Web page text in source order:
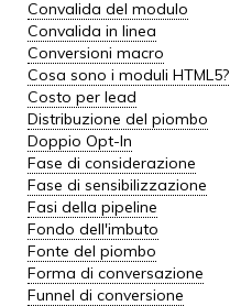
Convalida del modulo
Convalida in linea
Conversioni macro
Cosa sono i moduli HTML5?
Costo per lead
Distribuzione del piombo
Doppio Opt-In
Fase di considerazione
Fase di sensibilizzazione
Fasi della pipeline
Fondo dell'imbuto
Fonte del piombo
Forma di conversazione
Funnel di conversione